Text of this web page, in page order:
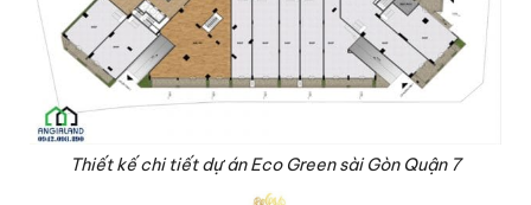
Thiết kế chi tiết dự án Eco Green sài Gòn Quận 7